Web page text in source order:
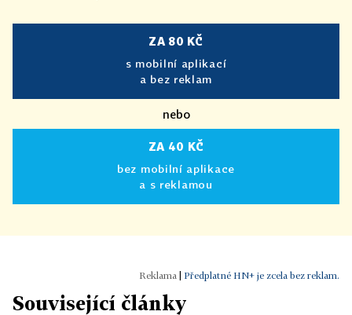
ZA 80 KČ
s mobilní aplikací
a bez reklam
nebo
ZA 40 KČ
bez mobilní aplikace
a s reklamou
Předplatné HN+ je zcela bez reklam.
Související články